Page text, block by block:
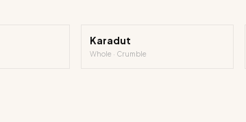
Karadut
Whole · Crumble